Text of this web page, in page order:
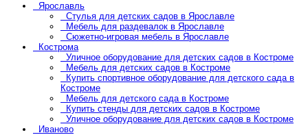
Ярославль
Стулья для детских садов в Ярославле
Мебель для раздевалок в Ярославле
Сюжетно-игровая мебель в Ярославле
Кострома
Уличное оборудование для детских садов в Костроме
Мебель для детских садов в Костроме
Купить спортивное оборудование для детского сада в
Костроме
Мебель для детского сада в Костроме
Купить стенды для детских садов в Костроме
Уличное оборудование для детских садов в Костроме
Иваново